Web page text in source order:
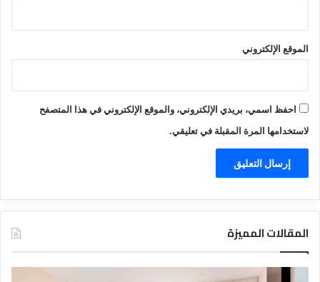
الموقع الإلكتروني
احفظ اسمي، بريدي الإلكتروني، والموقع الإلكتروني في هذا المتصفح
لاستخدامها المرة المقبلة في تعليقي.
المقالات المميزة